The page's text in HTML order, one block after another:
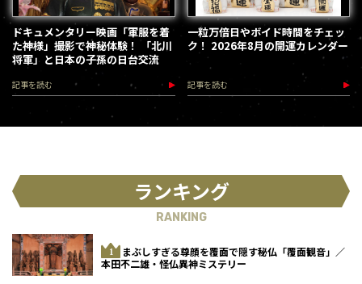
ドキュメンタリー映画「軍服を着
た神様」撮影で神秘体験！ 「北川
将軍」と日本の子孫の日台交流
記事を読む
一粒万倍日やボイド時間をチェッ
ク！ 2026年8月の開運カレンダー
記事を読む
ランキング
RANKING
まぶしすぎる尊顔を覆面で隠す秘仏「覆面観音」／
本田不二雄・怪仏異神ミステリー